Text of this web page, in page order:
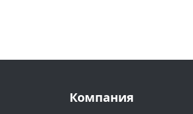
Компания